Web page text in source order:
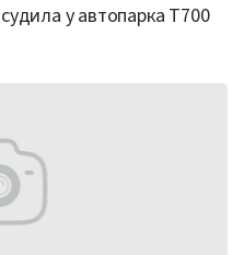
у автопарка Т700